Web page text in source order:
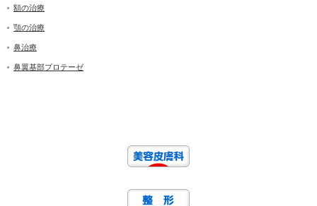
額の治療
顎の治療
鼻治療
鼻翼基部プロテーゼ